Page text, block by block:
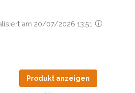
am 20/07/2026 13:51
Produkt anzeigen